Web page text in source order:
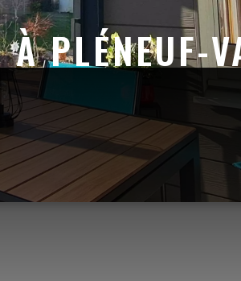
PLÉNEUF-